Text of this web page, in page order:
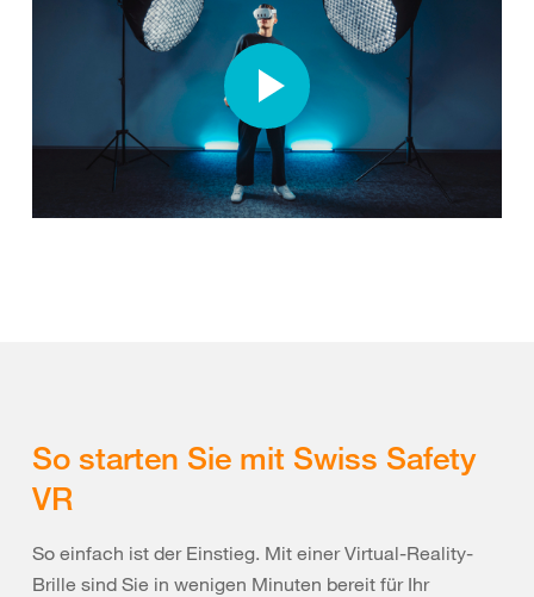
So starten Sie mit Swiss Safety
VR
So einfach ist der Einstieg. Mit einer Virtual-Reality-
Brille sind Sie in wenigen Minuten bereit für Ihr